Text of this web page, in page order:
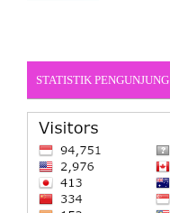
STATISTIK PENGUNJUNG